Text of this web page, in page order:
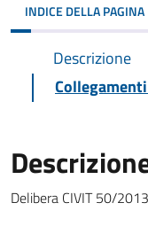
INDICE DELLA PAGINA
Descrizione
Delibera CIVIT 50/2013